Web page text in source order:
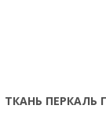
ТКАНЬ ПЕРКАЛЬ